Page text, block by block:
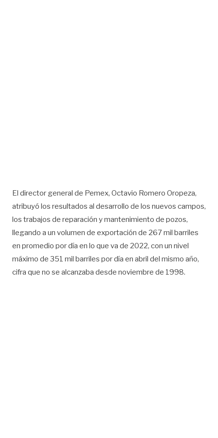
El director general de Pemex, Octavio Romero Oropeza,
atribuyó los resultados al desarrollo de los nuevos campos,
los trabajos de reparación y mantenimiento de pozos,
llegando a un volumen de exportación de 267 mil barriles
en promedio por día en lo que va de 2022, con un nivel
máximo de 351 mil barriles por día en abril del mismo año,
cifra que no se alcanzaba desde noviembre de 1998.